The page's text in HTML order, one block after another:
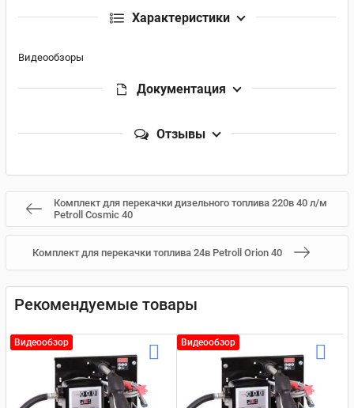
Характеристики
Видеообзоры
Документация
Отзывы
Комплект для перекачки дизельного топлива 220в 40 л/м
Petroll Cosmic 40
Комплект для перекачки топлива 24в Petroll Orion 40
Рекомендуемые товары
Видеообзор Видеообзор